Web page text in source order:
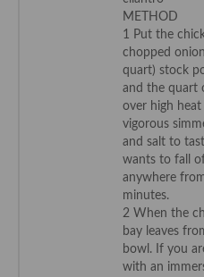
Cocina Vietnamita
Cocina camboyana
Cocina del Pacifico
METHOD
1 Put the
chopped
quart) stock
and the quart
over high
vigorous
and salt to
wants to fall
anywhere
minutes.
2 When the
bay leaves
bowl. If you
with an